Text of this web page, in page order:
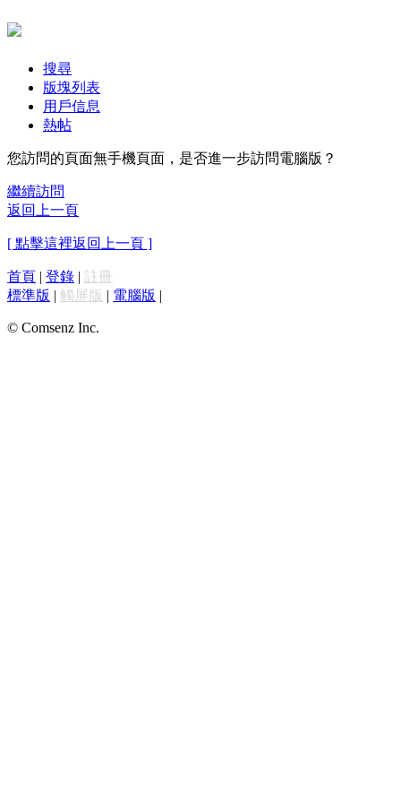
搜尋
版塊列表
用戶信息
熱帖
您訪問的頁面無手機頁面，是否進一步訪問電腦版？
繼續訪問
返回上一頁
[ 點擊這裡返回上一頁 ]
首頁 | 登錄 | 註冊
標準版 | 觸屏版 | 電腦版 |
© Comsenz Inc.